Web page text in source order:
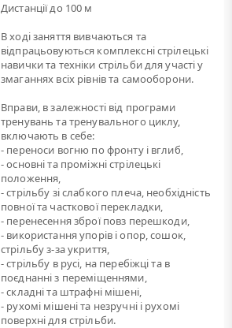
Дистанції до 100 м
В ході заняття вивчаються та
відпрацьовуються комплексні стрілецькі
навички та техніки стрільби для участі у
змаганнях всіх рівнів та самооборони.
Вправи, в залежності від програми
тренувань та тренувального циклу,
включають в себе:
- переноси вогню по фронту і вглиб,
- основні та проміжні стрілецькі
положення,
- стрільбу зі слабкого плеча, необхідність
повної та часткової перекладки,
- перенесення зброї повз перешкоди,
- використання упорів і опор, сошок,
стрільбу з-за укриття,
- стрільбу в русі, на перебіжці та в
поєднанні з переміщеннями,
- складні та штрафні мішені,
- рухомі мішені та незручні і рухомі
поверхні для стрільби.